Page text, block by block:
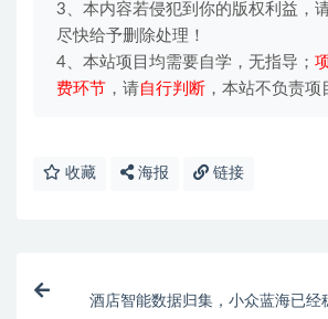
3、本内容若侵犯到你的版权利益，
尽快给予删除处理！
4、本站项目均需要自学，无指导；
费环节 ，请自行判断 ，本站不负责项
收藏 海报 链接
酒店智能数据归集，小众蓝海已经